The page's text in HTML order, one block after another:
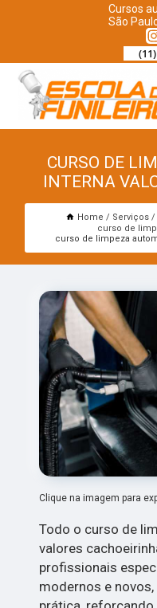
Cursos
São
CURSO DE
INTERNA
Home Serviços
curso de
curso de limpeza
Clique na imagem para
Todo o curso de
valores
profissionais
modernos e